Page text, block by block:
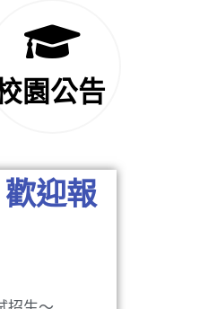
園公告
迎報